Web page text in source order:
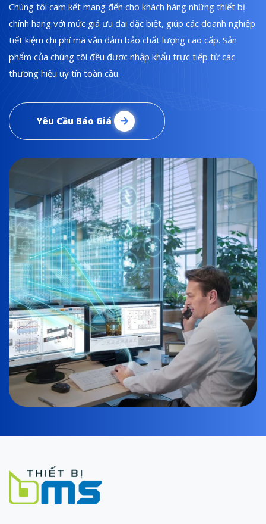
Chúng tôi cam kết mang đến cho khách hàng những thiết bị
chính hãng với mức giá ưu đãi đặc biệt, giúp các doanh nghiệp
tiết kiệm chi phí mà vẫn đảm bảo chất lượng cao cấp. Sản
phẩm của chúng tôi đều được nhập khẩu trực tiếp từ các
thương hiệu uy tín toàn cầu.
Yêu Cầu Báo Giá